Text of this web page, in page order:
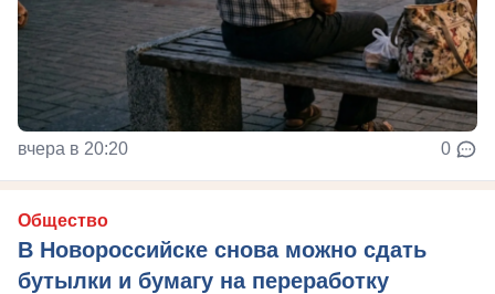
вчера в 20:20 0
Общество
В Новороссийске снова можно сдать
бутылки и бумагу на переработку